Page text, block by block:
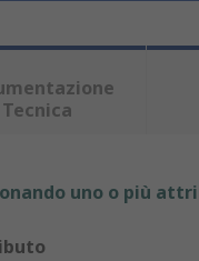
Tecnica
uno o più